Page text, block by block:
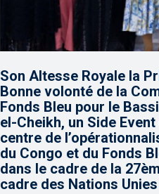
Son Altesse Royale la
Bonne volonté de la
Fonds Bleu pour le
el-Cheikh, un Side
centre de
du Congo et du Fonds
dans le cadre de la
cadre des Nations